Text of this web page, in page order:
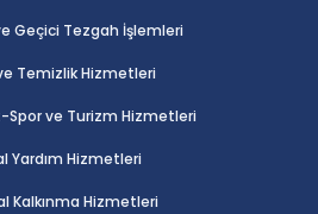
Geçici Tezgah İşlemleri
Temizlik Hizmetleri
ve Turizm Hizmetleri
Yardım Hizmetleri
Kalkınma Hizmetleri